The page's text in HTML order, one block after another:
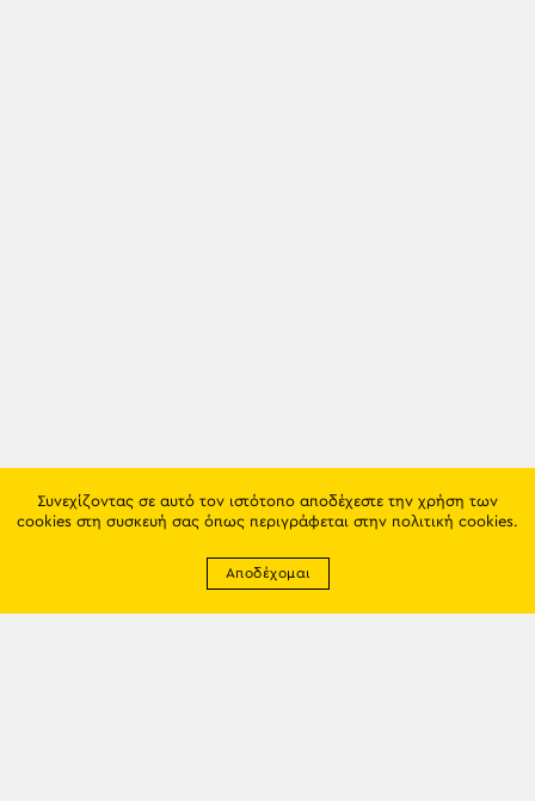
Συνεχίζοντας σε αυτό τον ιστότοπο αποδέχεστε την χρήση των
cookies στη συσκευή σας όπως περιγράφεται στην πολιτική cookies.
Αποδέχομαι